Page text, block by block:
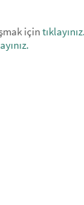
için tıklayınız.